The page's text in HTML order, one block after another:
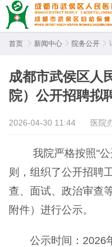
首页  新闻中心  院务公开 
成都市武侯区人
院）公开招聘拟
2026-04-30 11:44 医院
我院严格按照"
则，组织了公开招聘
查、面试、政治审查
附件）进行公示。
公示时间：2026